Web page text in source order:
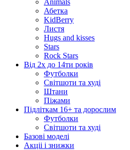
Animals
Абетка
KidBerry
Листя
Hugs and kisses
Stars
Rock Stars
Від 2х до 14ти років
Футболки
Світшоти та худі
Штани
Піжами
Підліткам 16+ та дорослим
Футболки
Світшоти та худі
Базові моделі
Акціі і знижки